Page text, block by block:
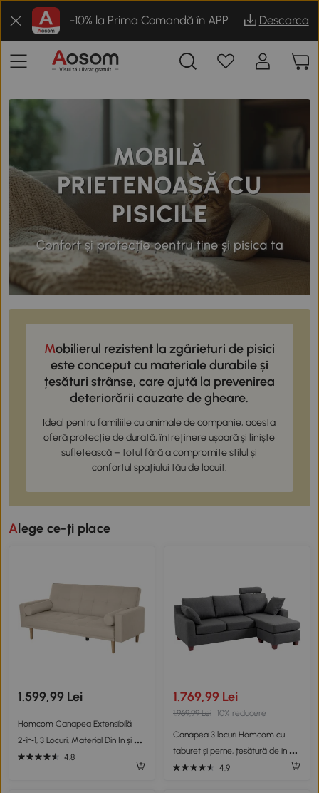
-10% la Prima Comandă în APP Descarca
Mobilierul rezistent la zgârieturi de pisici
este conceput cu materiale durabile și
țesături strânse, care ajută la prevenirea
deteriorării cauzate de gheare.
Ideal pentru familiile cu animale de companie, acesta
oferă protecție de durată, întreținere ușoară și liniște
sufletească – totul fără a compromite stilul și
confortul spațiului tău de locuit.
Alege ce-ți place
1.599,99 Lei
Homcom Canapea Extensibilă
2‑în‑1, 3 Locuri, Material Din In și 2
Perne Detașabile, Bej
4.8
1.769,99 Lei
1.969,99 Lei 10% reducere
Canapea 3 locuri Homcom cu
taburet și perne, țesătură de in gri
închis 194x80x86cm, Confort & Stil
4.9